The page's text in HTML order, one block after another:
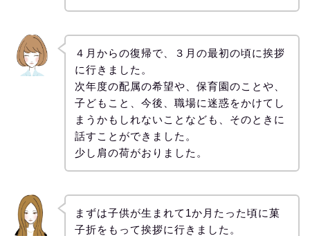
４月からの復帰で、３月の最初の頃に挨拶
に行きました。
次年度の配属の希望や、保育園のことや、
子どもこと、今後、職場に迷惑をかけてし
まうかもしれないことなども、そのときに
話すことができました。
少し肩の荷がおりました。
まずは子供が生まれて1か月たった頃に菓
子折をもって挨拶に行きました。